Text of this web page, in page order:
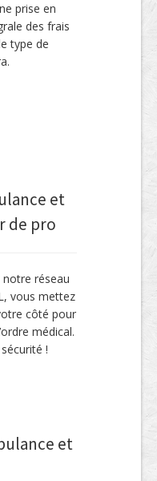
prise en
des frais
type de
et
de pro
réseau
vous mettez
côté pour
médical.
!
et